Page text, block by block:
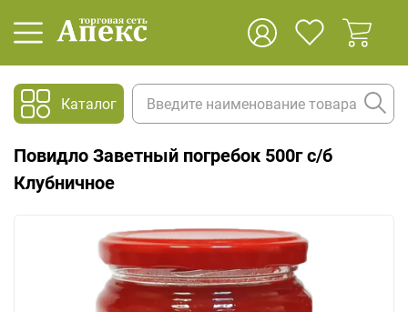
Каталог
Повидло Заветный погребок 500г с/б
Клубничное